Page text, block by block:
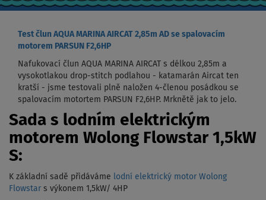
Test člun AQUA MARINA AIRCAT 2,85m AD se spalovacím
motorem PARSUN F2,6HP
Nafukovací člun AQUA MARINA AIRCAT s délkou 2,85m a
vysokotlakou drop-stitch podlahou - katamarán Aircat ten
kratší - jsme testovali plně naložen 4-členou posádkou se
spalovacím motortem PARSUN F2,6HP. Mrknětě jak to jelo.
Sada s lodním elektrickým
motorem Wolong Flowstar 1,5kW
S:
K základní sadě přidáváme lodní elektrický motor Wolong
Flowstar s výkonem 1,5kW/ 4HP